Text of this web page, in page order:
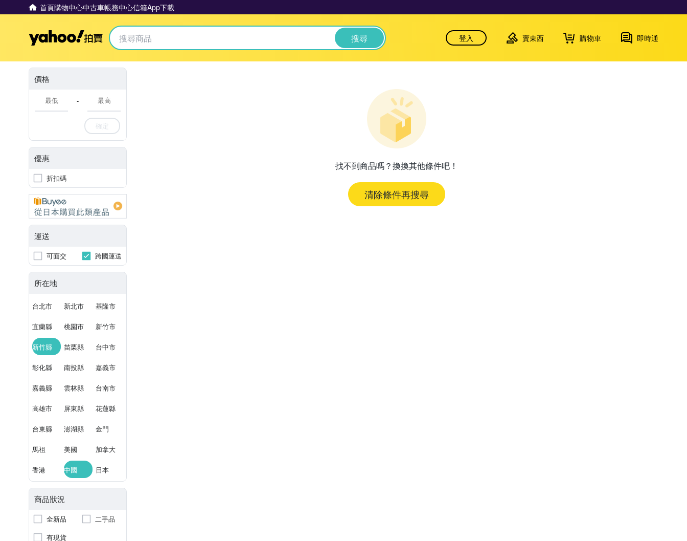
首頁購物中心中古車帳務中心信箱App下載
Yahoo拍賣 搜尋 登入 賣東西 購物車 即時通
價格
-
確定
優惠
折扣碼
運送
可面交 跨國運送
所在地
台北市 新北市 基隆市
宜蘭縣 桃園市 新竹市
新竹縣 苗栗縣 台中市
彰化縣 南投縣 嘉義市
嘉義縣 雲林縣 台南市
高雄市 屏東縣 花蓮縣
台東縣 澎湖縣 金門
馬祖 美國 加拿大
香港 中國 日本
商品狀況
全新品
二手品
有現貨
找不到商品嗎？換換其他條件吧！
清除條件再搜尋